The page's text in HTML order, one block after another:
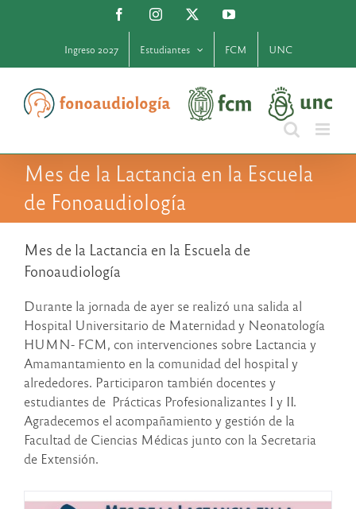
FacebookInstagram YouTube
Ingreso 2027 Estudiantes FCM UNC
Mes de la Lactancia en la Escuela
de Fonoaudiología
Mes de la Lactancia en la Escuela de
Fonoaudiología
Durante la jornada de ayer se realizó una salida al
Hospital Universitario de Maternidad y Neonatología
HUMN- FCM, con intervenciones sobre Lactancia y
Amamantamiento en la comunidad del hospital y
alrededores. Participaron también docentes y
estudiantes de Prácticas Profesionalizantes I y II.
Agradecemos el acompañamiento y gestión de la
Facultad de Ciencias Médicas junto con la Secretaria
de Extensión.